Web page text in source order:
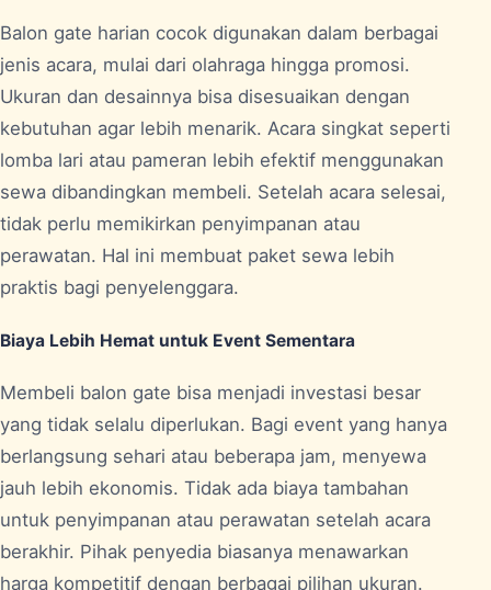
Balon gate harian cocok digunakan dalam berbagai
jenis acara, mulai dari olahraga hingga promosi.
Ukuran dan desainnya bisa disesuaikan dengan
kebutuhan agar lebih menarik. Acara singkat seperti
lomba lari atau pameran lebih efektif menggunakan
sewa dibandingkan membeli. Setelah acara selesai,
tidak perlu memikirkan penyimpanan atau
perawatan. Hal ini membuat paket sewa lebih
praktis bagi penyelenggara.
Biaya Lebih Hemat untuk Event Sementara
Membeli balon gate bisa menjadi investasi besar
yang tidak selalu diperlukan. Bagi event yang hanya
berlangsung sehari atau beberapa jam, menyewa
jauh lebih ekonomis. Tidak ada biaya tambahan
untuk penyimpanan atau perawatan setelah acara
berakhir. Pihak penyedia biasanya menawarkan
harga kompetitif dengan berbagai pilihan ukuran.